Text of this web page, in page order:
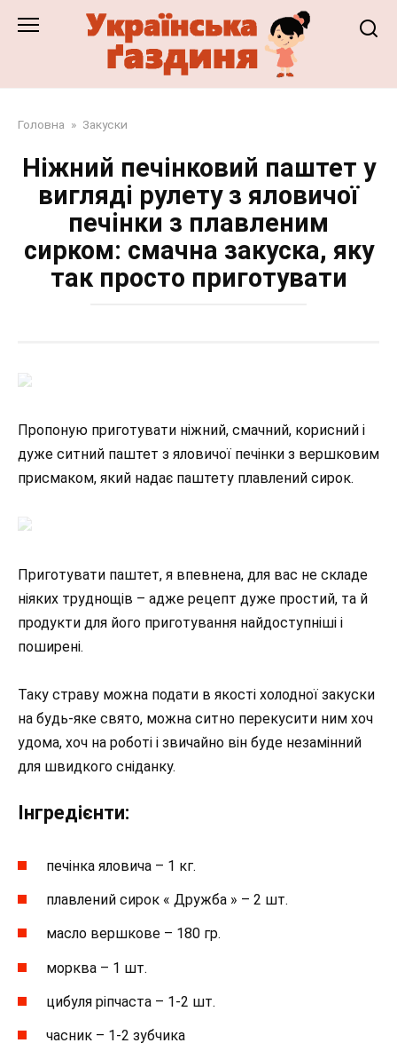
Головна » Закуски
Ніжний печінковий паштет у
вигляді рулету з яловичої
печінки з плавленим
сирком: смачна закуска, яку
так просто приготувати
Пропоную приготувати ніжний, смачний, корисний і
дуже ситний паштет з яловичої печінки з вершковим
присмаком, який надає паштету плавлений сирок.
Приготувати паштет, я впевнена, для вас не складе
ніяких труднощів – адже рецепт дуже простий, та й
продукти для його приготування найдоступніші і
поширені.
Таку страву можна подати в якості холодної закуски
на будь-яке свято, можна ситно перекусити ним хоч
удома, хоч на роботі і звичайно він буде незамінний
для швидкого сніданку.
Інгредієнти:
печінка яловича – 1 кг.
плавлений сирок « Дружба » – 2 шт.
масло вершкове – 180 гр.
морква – 1 шт.
цибуля ріпчаста – 1-2 шт.
часник – 1-2 зубчика